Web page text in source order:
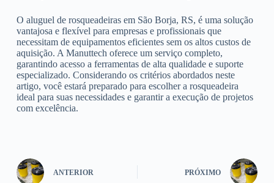
O aluguel de rosqueadeiras em São Borja, RS, é uma solução
vantajosa e flexível para empresas e profissionais que
necessitam de equipamentos eficientes sem os altos custos de
aquisição. A Manuttech oferece um serviço completo,
garantindo acesso a ferramentas de alta qualidade e suporte
especializado. Considerando os critérios abordados neste
artigo, você estará preparado para escolher a rosqueadeira
ideal para suas necessidades e garantir a execução de projetos
com excelência.
ANTERIOR PRÓXIMO